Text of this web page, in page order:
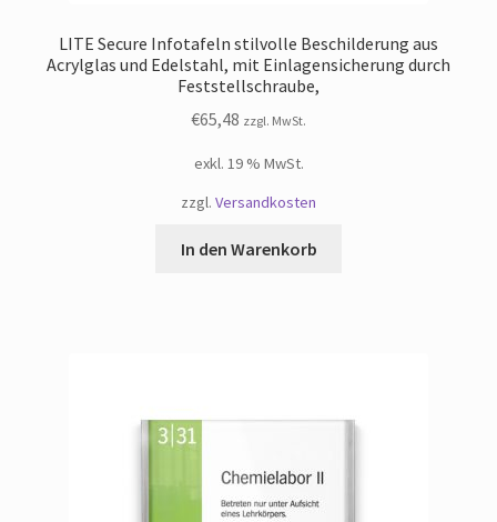
LITE Secure Infotafeln stilvolle Beschilderung aus
Acrylglas und Edelstahl, mit Einlagensicherung durch
Feststellschraube,
€65,48 zzgl. MwSt.
exkl. 19 % MwSt.
zzgl. Versandkosten
In den Warenkorb